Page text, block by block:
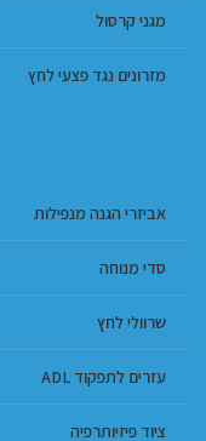
מגני קרסול
מזרונים נגד פצעי לחץ
אביזרי הגנה מנפילות
סדי מנוחה
שרוולי לחץ
עזרים לתפקוד ADL
ציוד פיזיותרפיה